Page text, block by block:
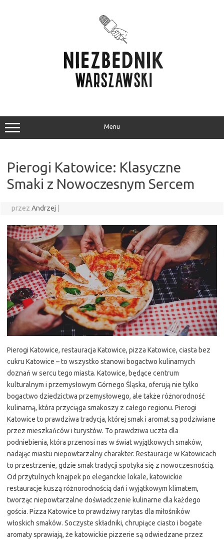
Menu
Pierogi Katowice: Klasyczne
Smaki z Nowoczesnym Sercem
przez Andrzej
Pierogi Katowice, restauracja Katowice, pizza Katowice, ciasta bez
cukru Katowice – to wszystko stanowi bogactwo kulinarnych
doznań w sercu tego miasta. Katowice, będące centrum
kulturalnym i przemysłowym Górnego Śląska, oferują nie tylko
bogactwo dziedzictwa przemysłowego, ale także różnorodność
kulinarną, która przyciąga smakoszy z całego regionu. Pierogi
Katowice to prawdziwa tradycja, której smak i aromat są podziwiane
przez mieszkańców i turystów. To prawdziwa uczta dla
podniebienia, która przenosi nas w świat wyjątkowych smaków,
nadając miastu niepowtarzalny charakter. Restauracje w Katowicach
to przestrzenie, gdzie smak tradycji spotyka się z nowoczesnością.
Od przytulnych knajpek po eleganckie lokale, katowickie
restauracje kuszą różnorodnością dań i wyjątkowym klimatem,
tworząc niepowtarzalne doświadczenie kulinarne dla każdego
gościa. Pizza Katowice to prawdziwy rarytas dla miłośników
włoskich smaków. Soczyste składniki, chrupiące ciasto i bogate
aromaty sprawiają, że katowickie pizzerie są odwiedzane przez